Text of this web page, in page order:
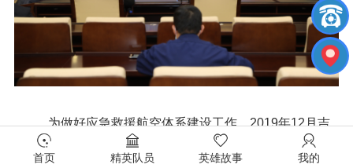
为做好应急救援航空体系建设工作，2019年12月吉
林省印发了《吉林省应急救援航空体系建设实施方案》，
首页 精英队员 英雄故事 我的